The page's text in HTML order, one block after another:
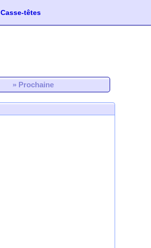
Casse-têtes
» Prochaine